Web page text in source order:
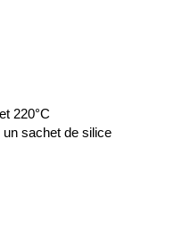
220°C
sachet de silice